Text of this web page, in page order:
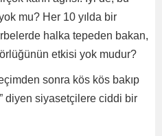
mu? Her 10 yılda bir
halka tepeden bakan,
etkisi yok mudur?
sonra kös kös bakıp
diyen siyasetçilere ciddi bir